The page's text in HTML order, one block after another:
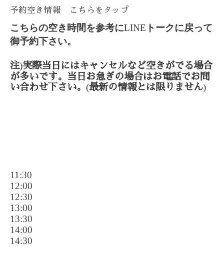
予約空き情報 こちらをタップ
こちらの空き時間を参考にLINE トークに戻って
御予約下さい。
注)実際当日にはキャンセルなど空きがでる場合
が多いです。当日お急ぎの場合はお電話でお問
い合わせ下さい。 (最新の情報とは限りません)
11:30
12:00
12:30
13:00
13:30
14:00
14:30